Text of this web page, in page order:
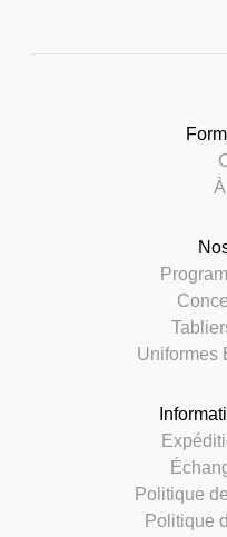
Uniformes
Politique
Politique